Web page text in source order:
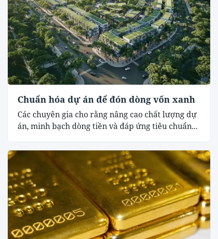
Chuẩn hóa dự án để đón dòng vốn xanh
Các chuyên gia cho rằng nâng cao chất lượng dự
án, minh bạch dòng tiền và đáp ứng tiêu chuẩn...